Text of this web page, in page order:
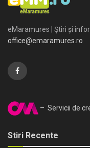
eMaramures | Știri și
office@emaramures.ro
– Servicii de
Stiri Recente